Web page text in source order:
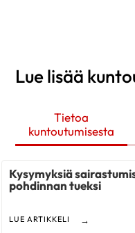
Lue lisää
Tietoa
kuntoutumisesta
Kysymyksiä
pohdinnan tueksi
LUE ARTIKKELI